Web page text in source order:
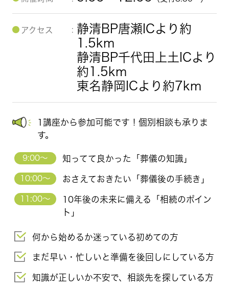
アクセス
静清BP唐瀬ICより約
1.5km
静清BP千代田上土ICより
約1.5km
東名静岡ICより約7km
1講座から参加可能です！個別相談も承りま
す。
9:00～ 知ってて良かった「葬儀の知識」
10:00～ おさえておきたい「葬儀後の手続き」
11:00～
10年後の未来に備える「相続のポイン
ト」
何から始めるか迷っている初めての方
まだ早い・忙しいと準備を後回しにしている方
知識が正しいか不安で、相談先を探している方